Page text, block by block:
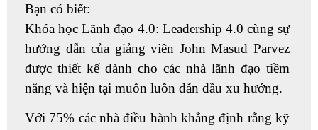
Bạn có biết:
Khóa họcLãnh đạo 4.0: Leadership 4.0 cùng sự
hướng dẫn của giảng viên John Masud Parvez
được thiết kế dành cho các nhà lãnh đạo tiềm
năng và hiện tại muốn luôn dẫn đầu xu hướng.
Với 75% các nhà điều hành khẳng định rằng kỹ